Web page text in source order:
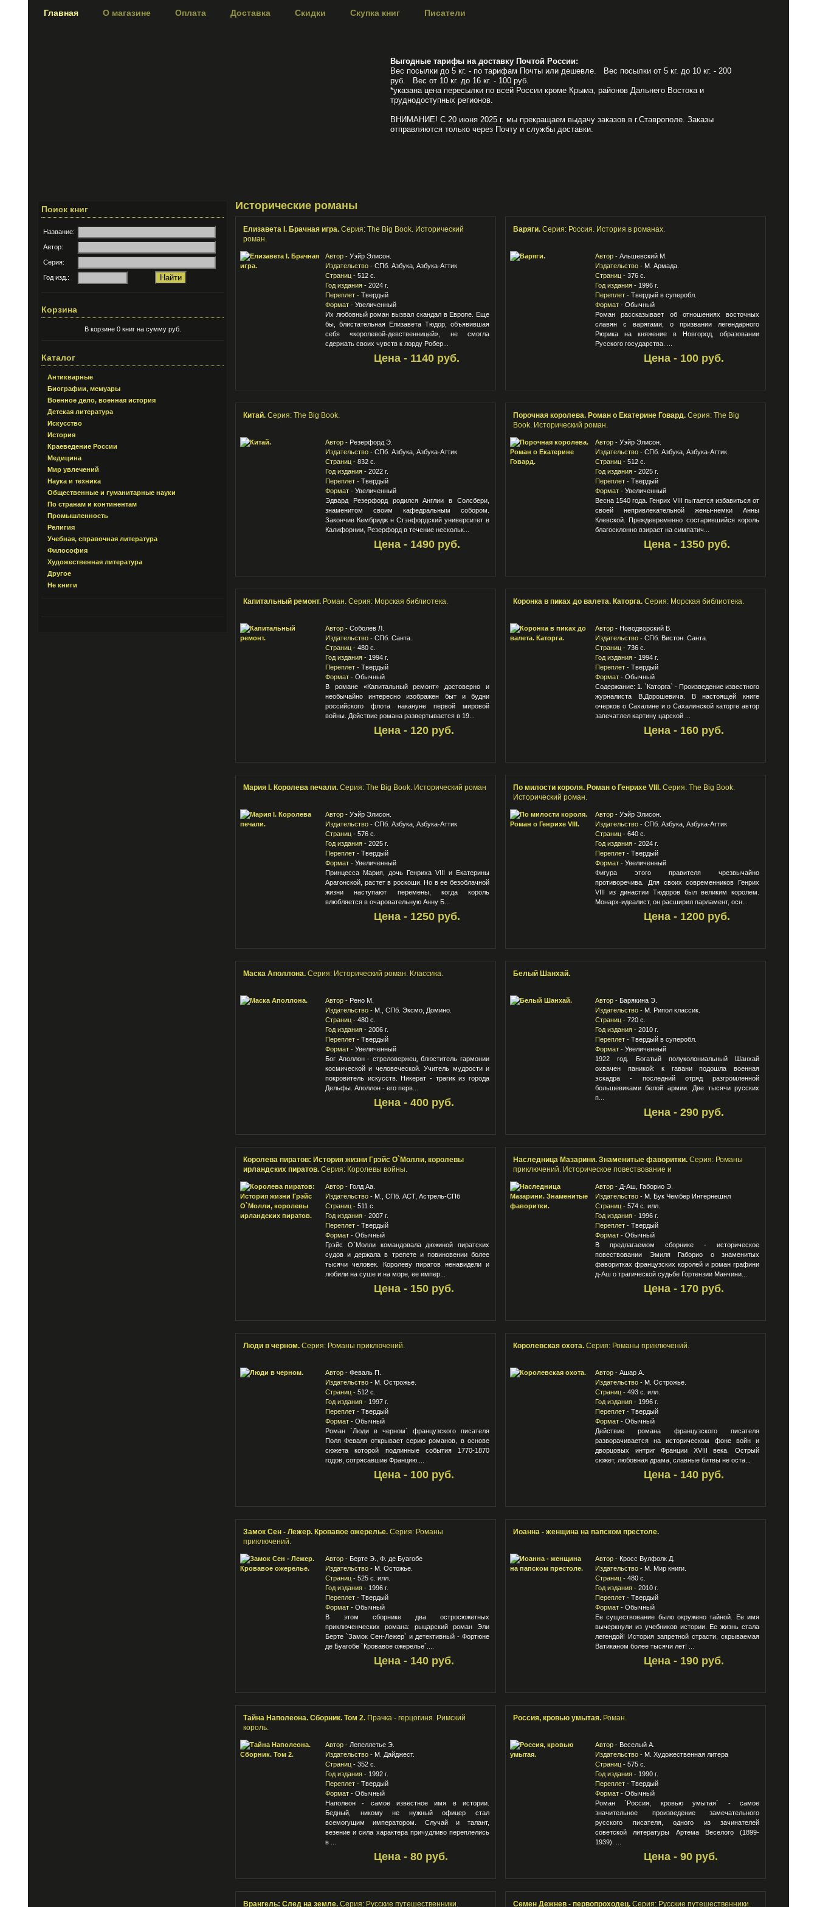
Главная О магазине Оплата Доставка Скидки Скупка книг Писатели
Выгодные тарифы на доставку Почтой России:
Вес посылки до 5 кг. - по тарифам Почты или дешевле. Вес посылки от 5 кг. до 10 кг. - 200
руб. Вес от 10 кг. до 16 кг. - 100 руб.
*указана цена пересылки по всей России кроме Крыма, районов Дальнего Востока и
труднодоступных регионов.
ВНИМАНИЕ! С 20 июня 2025 г. мы прекращаем выдачу заказов в г.Ставрополе. Заказы
отправляются только через Почту и службы доставки.
Поиск книг
Название:
Автор:
Серия:
Год изд.:
Корзина
В корзине 0 книг на сумму руб.
Каталог
Антикварные
Биографии, мемуары
Военное дело, военная история
Детская литература
Искусство
История
Краеведение России
Медицина
Мир увлечений
Наука и техника
Общественные и гуманитарные науки
По странам и континентам
Промышленность
Религия
Учебная, справочная литература
Философия
Художественная литература
Другое
Не книги
Исторические романы
Елизавета I. Брачная игра. Серия: The Big Book. Исторический
роман.
Автор - Уэйр Элисон.
Издательство - СПб. Азбука, Азбука-Аттик
Страниц - 512 с.
Год издания - 2024 г.
Переплет - Твердый
Формат - Увеличенный
Их любовный роман вызвал скандал в Европе. Еще
бы, блистательная Елизавета Тюдор, объявившая
себя «королевой-девственницей», не смогла
сдержать своих чувств к лорду Робер...
Цена - 1140 руб.
Варяги. Серия: Россия. История в романах.
Автор - Альшевский М.
Издательство - М. Армада.
Страниц - 376 с.
Год издания - 1996 г.
Переплет - Твердый в суперобл.
Формат - Обычный
Роман рассказывает об отношениях восточных
славян с варягами, о призвании легендарного
Рюрика на княжение в Новгород, образовании
Русского государства. ...
Цена - 100 руб.
Китай. Серия: The Big Book.
Автор - Резерфорд Э.
Издательство - СПб. Азбука, Азбука-Аттик
Страниц - 832 с.
Год издания - 2022 г.
Переплет - Твердый
Формат - Увеличенный
Эдвард Резерфорд родился Англии в Солсбери,
знаменитом своим кафедральным собором.
Закончив Кембридж н Стэнфордский университет в
Калифорнии, Резерфорд в течение нескольк...
Цена - 1490 руб.
Порочная королева. Роман о Екатерине Говард. Серия: The Big
Book. Исторический роман.
Автор - Уэйр Элисон.
Издательство - СПб. Азбука, Азбука-Аттик
Страниц - 512 с.
Год издания - 2025 г.
Переплет - Твердый
Формат - Увеличенный
Весна 1540 года. Генрих VIII пытается избавиться от
своей непривлекательной жены-немки Анны
Клевской. Преждевременно состарившийся король
благосклонно взирает на симпатич...
Цена - 1350 руб.
Капитальный ремонт. Роман. Серия: Морская библиотека.
Автор - Соболев Л.
Издательство - СПб. Санта.
Страниц - 480 с.
Год издания - 1994 г.
Переплет - Твердый
Формат - Обычный
В романе «Капитальный ремонт» достоверно и
необычайно интересно изображен быт и будни
российского флота накануне первой мировой
войны. Действие романа развертывается в 19...
Цена - 120 руб.
Коронка в пиках до валета. Каторга. Серия: Морская библиотека.
Автор - Новодворский В.
Издательство - СПб. Вистон. Санта.
Страниц - 736 с.
Год издания - 1994 г.
Переплет - Твердый
Формат - Обычный
Содержание: 1. `Каторга` - Произведение известного
журналиста В.Дорошевича. В настоящей книге
очерков о Сахалине и о Сахалинской каторге автор
запечатлел картину царской ...
Цена - 160 руб.
Мария I. Королева печали. Серия: The Big Book. Исторический роман
Автор - Уэйр Элисон.
Издательство - СПб. Азбука, Азбука-Аттик
Страниц - 576 с.
Год издания - 2025 г.
Переплет - Твердый
Формат - Увеличенный
Принцесса Мария, дочь Генриха VIII и Екатерины
Арагонской, растет в роскоши. Но в ее безоблачной
жизни наступают перемены, когда король
влюбляется в очаровательную Анну Б...
Цена - 1250 руб.
По милости короля. Роман о Генрихе VIII. Серия: The Big Book.
Исторический роман.
Автор - Уэйр Элисон.
Издательство - СПб. Азбука, Азбука-Аттик
Страниц - 640 с.
Год издания - 2024 г.
Переплет - Твердый
Формат - Увеличенный
Фигура этого правителя чрезвычайно
противоречива. Для своих современников Генрих
VIII из династии Тюдоров был великим королем.
Монарх-идеалист, он расширил парламент, осн...
Цена - 1200 руб.
Маска Аполлона. Серия: Исторический роман. Классика.
Автор - Рено М.
Издательство - М., СПб. Эксмо, Домино.
Страниц - 480 с.
Год издания - 2006 г.
Переплет - Твердый
Формат - Увеличенный
Бог Аполлон - стреловержец, блюститель гармонии
космической и человеческой. Учитель мудрости и
покровитель искусств. Никерат - трагик из города
Дельфы. Аполлон - его перв...
Цена - 400 руб.
Белый Шанхай.
Автор - Барякина Э.
Издательство - М. Рипол классик.
Страниц - 720 с.
Год издания - 2010 г.
Переплет - Твердый в суперобл.
Формат - Увеличенный
1922 год. Богатый полуколониальный Шанхай
охвачен паникой: к гавани подошла военная
эскадра - последний отряд разгромленной
большевиками белой армии. Две тысячи русских
п...
Цена - 290 руб.
Королева пиратов: История жизни Грэйс О`Молли, королевы
ирландских пиратов. Серия: Королевы войны.
Автор - Голд Аа.
Издательство - М., СПб. АСТ, Астрель-СПб
Страниц - 511 с.
Год издания - 2007 г.
Переплет - Твердый
Формат - Обычный
Грэйс О`Молли командовала дюжиной пиратских
судов и держала в трепете и повиновении более
тысячи человек. Королеву пиратов ненавидели и
любили на суше и на море, ее импер...
Цена - 150 руб.
Наследница Мазарини. Знаменитые фаворитки. Серия: Романы
приключений. Историческое повествование и
Автор - Д-Аш, Габорио Э.
Издательство - М. Бук Чембер Интернешнл
Страниц - 574 с. илл.
Год издания - 1996 г.
Переплет - Твердый
Формат - Обычный
В предлагаемом сборнике - историческое
повествовании Эмиля Габорио о знаменитых
фаворитках французских королей и роман графини
д-Аш о трагической судьбе Гортензии Манчини...
Цена - 170 руб.
Люди в черном. Серия: Романы приключений.
Автор - Феваль П.
Издательство - М. Острожье.
Страниц - 512 с.
Год издания - 1997 г.
Переплет - Твердый
Формат - Обычный
Роман `Люди в черном` французского писателя
Поля Феваля открывает серию романов, в основе
сюжета которой подлинные события 1770-1870
годов, сотрясавшие Францию....
Цена - 100 руб.
Королевская охота. Серия: Романы приключений.
Автор - Ашар А.
Издательство - М. Острожье.
Страниц - 493 с. илл.
Год издания - 1996 г.
Переплет - Твердый
Формат - Обычный
Действие романа французского писателя
разворачивается на историческом фоне войн и
дворцовых интриг Франции XVIII века. Острый
сюжет, любовная драма, славные битвы не оста...
Цена - 140 руб.
Замок Сен - Лежер. Кровавое ожерелье. Серия: Романы
приключений.
Автор - Берте Э., Ф. де Буагобе
Издательство - М. Остожье.
Страниц - 525 с. илл.
Год издания - 1996 г.
Переплет - Твердый
Формат - Обычный
В этом сборнике два остросюжетных
приключенческих романа: рыцарский роман Эли
Берте `Замок Сен-Лежер` и детективный - Фортюне
де Буагобе `Кровавое ожерелье`....
Цена - 140 руб.
Иоанна - женщина на папском престоле.
Автор - Кросс Вулфолк Д.
Издательство - М. Мир книги.
Страниц - 480 с.
Год издания - 2010 г.
Переплет - Твердый
Формат - Обычный
Ее существование было окружено тайной. Ее имя
вычеркнули из учебников истории. Ее жизнь стала
легендой! История запретной страсти, скрываемая
Ватиканом более тысячи лет! ...
Цена - 190 руб.
Тайна Наполеона. Сборник. Том 2. Прачка - герцогиня. Римский
король.
Автор - Лепеллетье Э.
Издательство - М. Дайджест.
Страниц - 352 с.
Год издания - 1992 г.
Переплет - Твердый
Формат - Обычный
Наполеон - самое известное имя в истории.
Бедный, никому не нужный офицер стал
всемогущим императором. Случай и талант,
везение и сила характера причудливо переплелись
в ...
Цена - 80 руб.
Россия, кровью умытая. Роман.
Автор - Веселый А.
Издательство - М. Художественная литера
Страниц - 575 с.
Год издания - 1990 г.
Переплет - Твердый
Формат - Обычный
Роман `Россия, кровью умытая` - самое
значительное произведение замечательного
русского писателя, одного из зачинателей
советской литературы Артема Веселого (1899-
1939). ...
Цена - 90 руб.
Врангель: След на земле. Серия: Русские путешественники. Семен Дежнев - первопроходец. Серия: Русские путешественники.